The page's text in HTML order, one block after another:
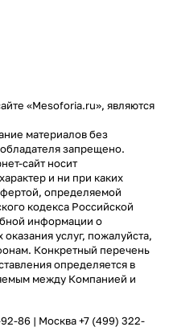
«Mesoforia.ru», являются
материалов без
запрещено.
сайт носит
и ни при каких
определяемой
кодекса Российской
информации о
услуг, пожалуйста,
Конкретный перечень
определяется в
между Компанией и
86 | Москва+7 (499) 322-